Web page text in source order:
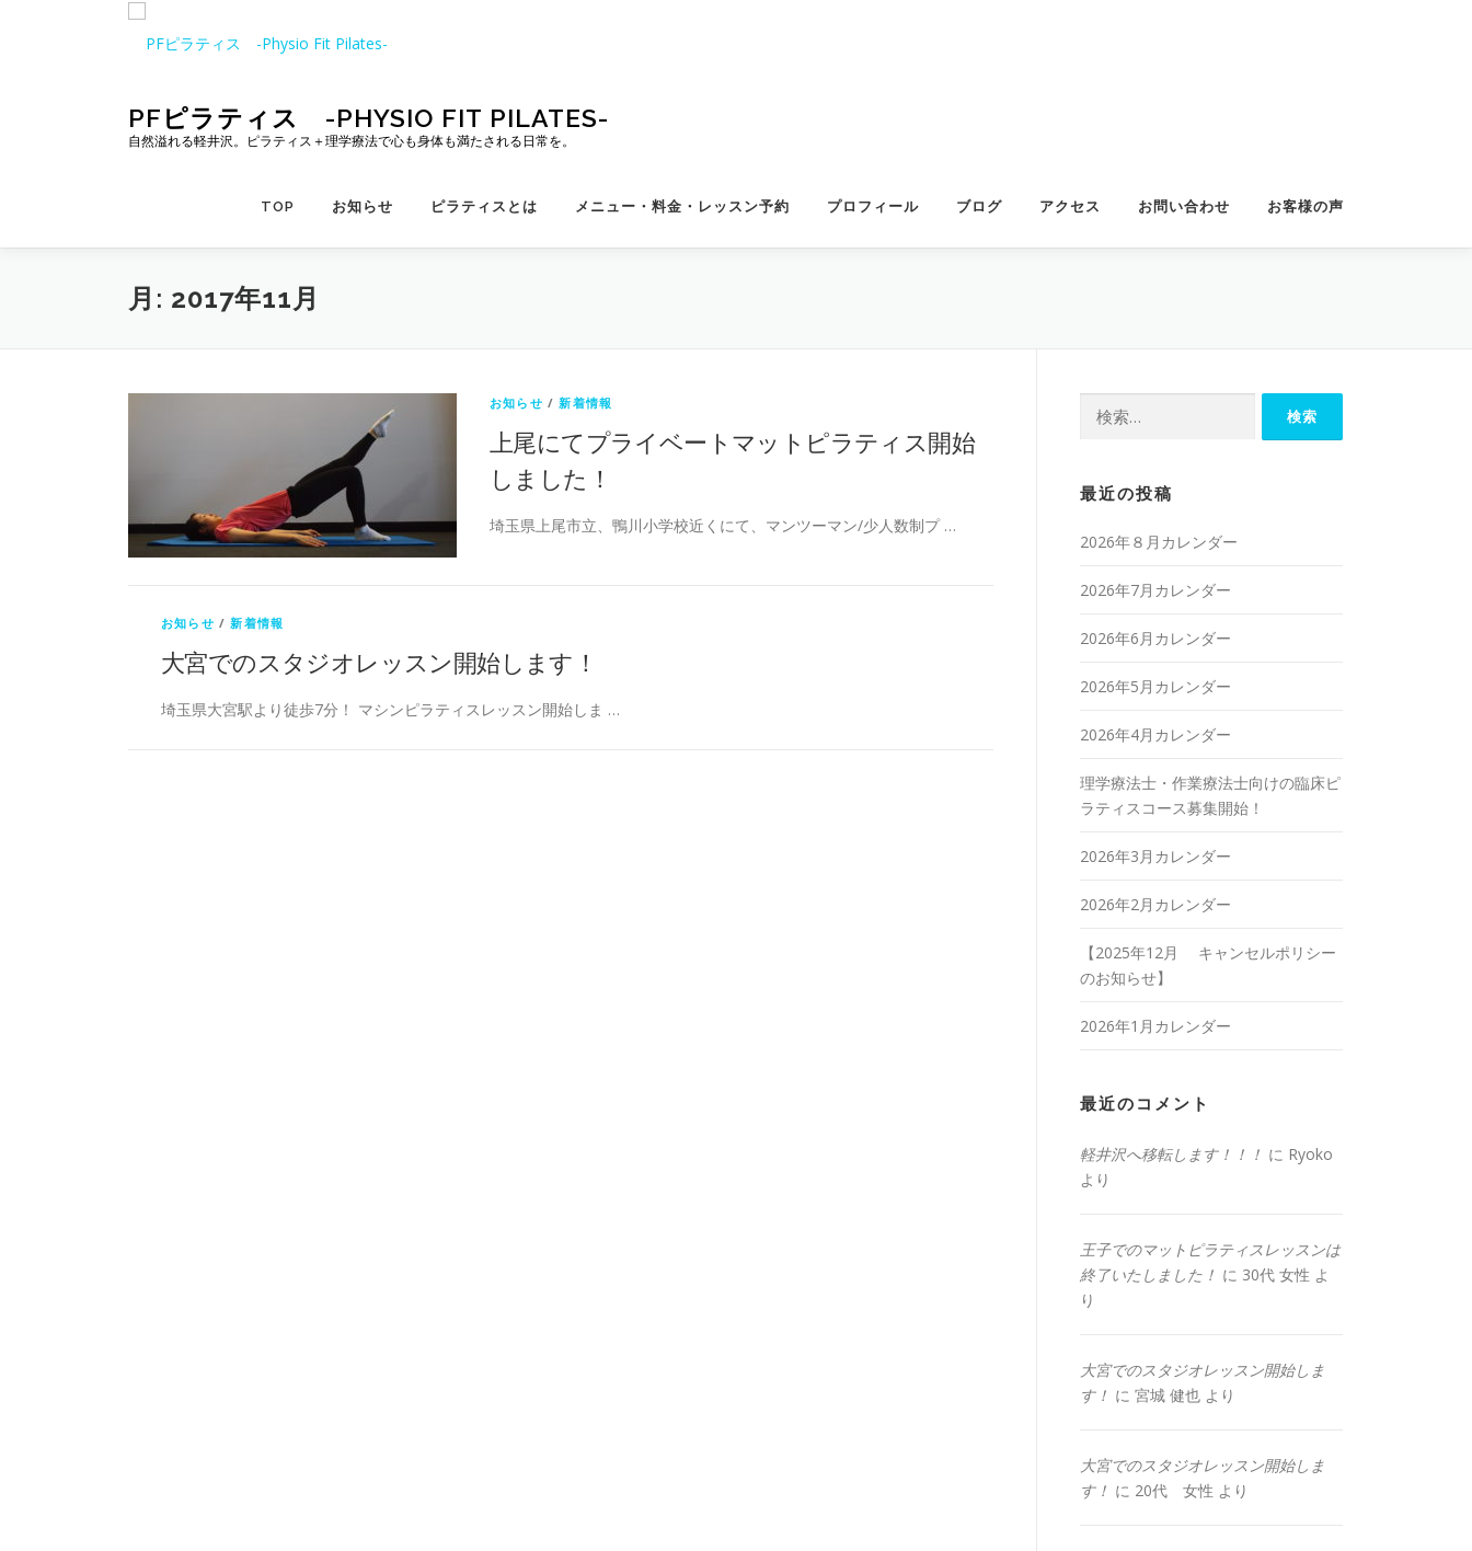
PFピラティス -PHYSIO FIT PILATES-
自然溢れる軽井沢。ピラティス＋理学療法で心も身体も満たされる日常を。
TOP お知らせ ピラティスとは メニュー・料金・レッスン予約 プロフィール ブログ アクセス お問い合わせ お客様の声
月: 2017年11月
お知らせ /新着情報
上尾にてプライベートマットピラティス開始
しました！
埼玉県上尾市立、鴨川小学校近くにて、マンツーマン/少人数制プ …
お知らせ /新着情報
大宮でのスタジオレッスン開始します！
埼玉県大宮駅より徒歩7分！ マシンピラティスレッスン開始しま …
最近の投稿
2026年８月カレンダー
2026年7月カレンダー
2026年6月カレンダー
2026年5月カレンダー
2026年4月カレンダー
理学療法士・作業療法士向けの臨床ピ
ラティスコース募集開始！
2026年3月カレンダー
2026年2月カレンダー
【2025年12月 キャンセルポリシー
のお知らせ】
2026年1月カレンダー
最近のコメント
軽井沢へ移転します！！！ に Ryoko
より
王子でのマットピラティスレッスンは
終了いたしました！ に 30代 女性 よ
り
大宮でのスタジオレッスン開始しま
す！ に 宮城 健也 より
大宮でのスタジオレッスン開始しま
す！ に 20代 女性 より